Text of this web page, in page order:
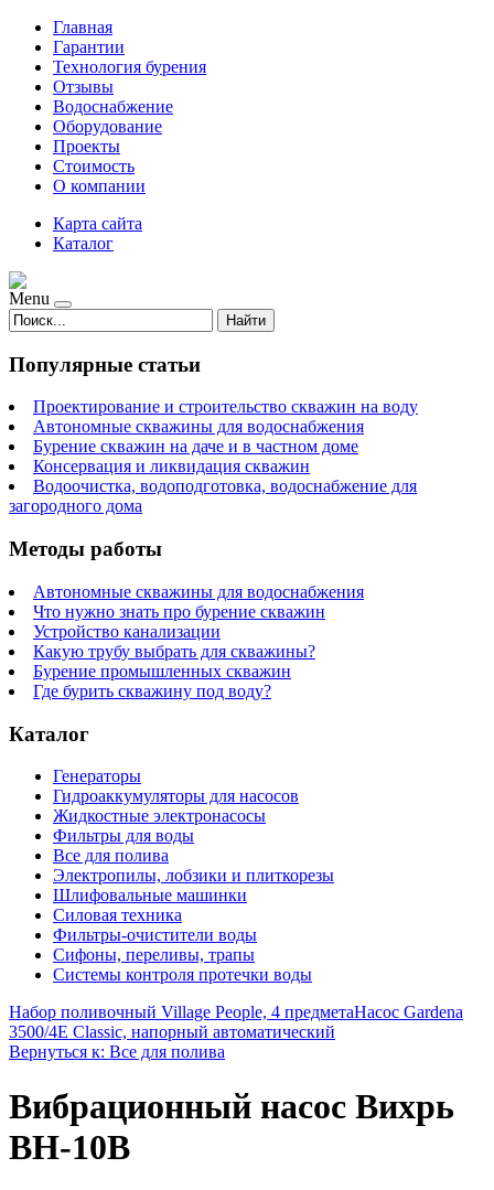
Главная
Гарантии
Технология бурения
Отзывы
Водоснабжение
Оборудование
Проекты
Стоимость
О компании
Карта сайта
Каталог
Menu
Найти
Популярные статьи
Проектирование и строительство скважин на воду
Автономные скважины для водоснабжения
Бурение скважин на даче и в частном доме
Консервация и ликвидация скважин
Водоочистка, водоподготовка, водоснабжение для
загородного дома
Методы работы
Автономные скважины для водоснабжения
Что нужно знать про бурение скважин
Устройство канализации
Какую трубу выбрать для скважины?
Бурение промышленных скважин
Где бурить скважину под воду?
Каталог
Генераторы
Гидроаккумуляторы для насосов
Жидкостные электронасосы
Фильтры для воды
Все для полива
Электропилы, лобзики и плиткорезы
Шлифовальные машинки
Силовая техника
Фильтры-очистители воды
Сифоны, переливы, трапы
Системы контроля протечки воды
Набор поливочный Village People, 4 предметаНасос Gardena
3500/4E Classic, напорный автоматический
Вернуться к: Все для полива
Вибрационный насос Вихрь
ВН-10В